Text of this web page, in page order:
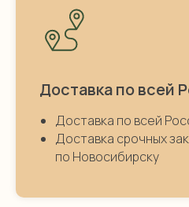
Доставка по всей
Доставка по всей
Доставка срочных
по Новосибирску